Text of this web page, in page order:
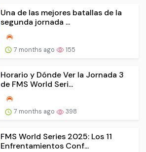
Una de las mejores batallas de la
segunda jornada ...
7 months ago 155
Horario y Dónde Ver la Jornada 3
de FMS World Seri...
7 months ago 398
FMS World Series 2025: Los 11
Enfrentamientos Conf...